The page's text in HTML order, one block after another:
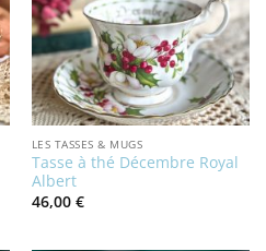
LES TASSES & MUGS
Tasse à thé Décembre Royal
Albert
46,00 €